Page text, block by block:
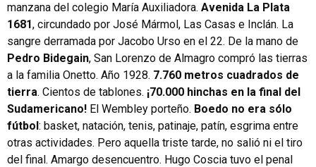
manzana del colegio María Auxiliadora. Avenida La Plata
1681, circundado por José Mármol, Las Casas e Inclán. La
sangre derramada por Jacobo Urso en el 22. De la mano de
Pedro Bidegain, San Lorenzo de Almagro compró las tierras
a la familia Onetto. Año 1928. 7.760 metros cuadrados de
tierra. Cientos de tablones. ¡70.000 hinchas en la final del
Sudamericano! El Wembley porteño. Boedo no era sólo
fútbol: basket, natación, tenis, patinaje, patín, esgrima entre
otras actividades. Pero aquella triste tarde, no salió ni el tiro
del final. Amargo desencuentro. Hugo Coscia tuvo el penal